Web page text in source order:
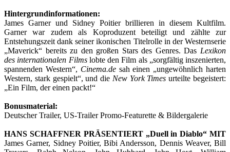
Hintergrundinformationen:
James Garner und Sidney Poitier brillieren in diesem Kultfilm.
Garner war zudem als Koproduzent beteiligt und zählte zur
Entstehungszeit dank seiner ikonischen Titelrolle in der Westernserie
„Maverick“ bereits zu den großen Stars des Genres. Das Lexikon
des internationalen Filmslobte den Film als „sorgfältig inszenierten,
spannenden Western“, Cinema.desah einen „ungewöhnlich harten
Western, stark gespielt“, und die New York Times urteilte begeistert:
„Ein Film, der einen packt!“
Bonusmaterial:
Deutscher Trailer, US-Trailer Promo-Featurette & Bildergalerie
HANS SCHAFFNER PRÄSENTIERT „Duell in Diablo“ MIT
James Garner, Sidney Poitier, Bibi Andersson, Dennis Weaver, Bill